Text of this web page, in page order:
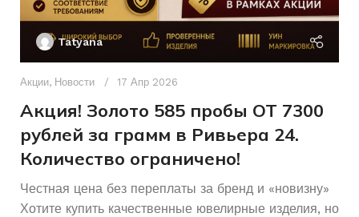
ХАРАКТЕРИСТИКА
БРЕНД Без бренда
Tatyana
Акции, Новости 17 Апр 2026
Акция! Золото 585 пробы ОТ 7300
рублей за грамм в Ривьера 24.
Количество ограничено!
Честная цена без переплаты за бренд и «новизну»
Хотите купить качественные ювелирные изделия, но